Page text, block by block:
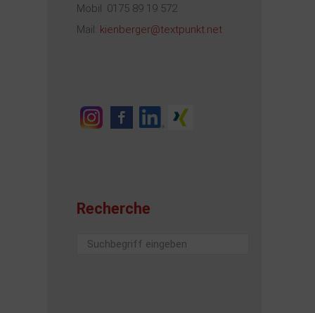
Mobil: 0175 89 19 572
Mail: kienberger@textpunkt.net
Recherche
Suchen